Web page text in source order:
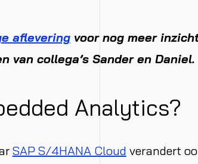
afleveringvoor nog meer
van collega’s Sander en Daniel.
Analytics?
SAP S/4HANA Cloud verandert